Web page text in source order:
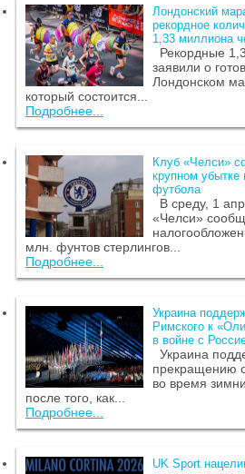
Лондонский
рекордное
1,33 миллиона
Рекордные
заявили о
Лондонском
который состоится...
Подробнее...
Клуб «Челси»
крупном убытке
футбола
В среду, 1
«Челси»
млн. фунтов стерлингов...
Подробнее...
Украина
Римского к
в войне с
Украина
прекращению
во время
после того, как...
Подробнее...
UK Sport